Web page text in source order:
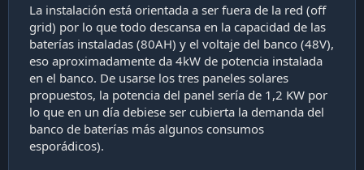
La instalación está orientada a ser fuera de la red (off
grid) por lo que todo descansa en la capacidad de las
baterías instaladas (80AH) y el voltaje del banco (48V),
eso aproximadamente da 4kW de potencia instalada
en el banco. De usarse los tres paneles solares
propuestos, la potencia del panel sería de 1,2 KW por
lo que en un día debiese ser cubierta la demanda del
banco de baterías más algunos consumos
esporádicos).